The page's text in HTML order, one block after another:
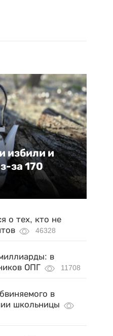
избили и
за 170
о тех, кто не
46328
в
ОПГ
11708
в
школьницы